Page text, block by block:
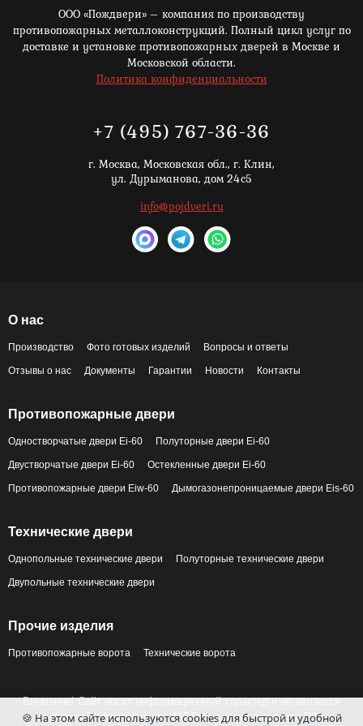
ООО «Пождвери» – компания по производству
противопожарных металлоконструкций. Полный цикл услуг по
доставке и установке противопожарных дверей в Москве и
Московской области.
Политика конфиденциальности
+7 (495) 767-36-36
г. Москва, Московская обл., г. Клин,
ул. Дурыманова, дом 24с5
info@pojdveri.ru
О нас
Производство Фото готовых изделий Вопросы и ответы
Отзывы о нас Документы Гарантии Новости Контакты
Противопожарные двери
Одностворчатые двери Ei-60 Полуторные двери Ei-60
Двустворчатые двери Ei-60 Остекленные двери Ei-60
Противопожарные двери Eiw-60 Дымогазонепроницаемые двери Eis-60
Технические двери
Однопольные технические двери Полуторные технические двери
Двупольные технические двери
Прочие изделия
Противопожарные ворота Технические ворота
Внимание! Сайт носит информационный характер и не является
публичной офертой по ст. 437 Гражданского кодекса РФ.
🍪 На этом сайте используются cookies для быстрой и удобной